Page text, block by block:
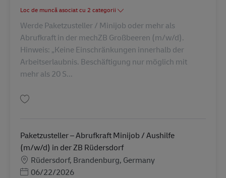
Loc de muncă asociat cu 2 categorii
Werde Paketzusteller / Minijob oder mehr als
Abrufkraft in der mechZB Großbeeren (m/w/d).
Hinweis: „Keine Einschränkungen innerhalb der
Arbeitserlaubnis. Beschäftigung nur möglich mit
mehr als 20 S...
Paketzusteller – Abrufkraft Minijob / Aushilfe
(m/w/d) in der ZB Rüdersdorf
Locație
Rüdersdorf, Brandenburg, Germany
Posted Date
06/22/2026